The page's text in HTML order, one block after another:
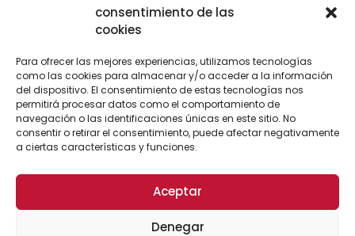
consentimiento de las
cookies
Para ofrecer las mejores experiencias, utilizamos tecnologías
como las cookies para almacenar y/o acceder a la información
del dispositivo. El consentimiento de estas tecnologías nos
permitirá procesar datos como el comportamiento de
navegación o las identificaciones únicas en este sitio. No
consentir o retirar el consentimiento, puede afectar negativamente
a ciertas características y funciones.
Aceptar
Denegar
5. Selección de proveedores
La petición de ofertas: RFP/RFQ.
Estrategia de negociación.
Toma de decisión y cierre de acuerdos.
6. Gestión de categorías de compra
Compras Materiales Directos: Materia Prima.
Compras Materiales Indirectos: Envases y
Compras de Logística.